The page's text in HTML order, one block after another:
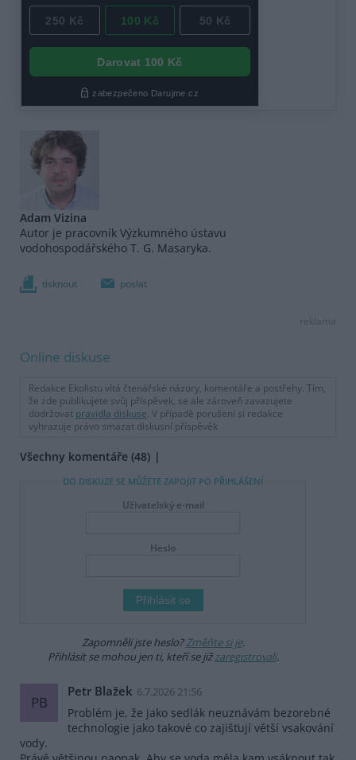
Adam Vizina
Autor je pracovník Výzkumného ústavu
vodohospodářského T. G. Masaryka.
tisknout poslat
reklama
Online diskuse
Redakce Ekolistu vítá čtenářské názory, komentáře a postřehy. Tím,
že zde publikujete svůj příspěvek, se ale zároveň zavazujete
dodržovat pravidla diskuse. V případě porušení si redakce
vyhrazuje právo smazat diskusní příspěvěk
Všechny komentáře (48)
DO DISKUZE SE MŮŽETE ZAPOJIT PO PŘIHLÁŠENÍ
Uživatelský e-mail
Heslo
Zapomněli jste heslo?Změňte si je.
Přihlásit se mohou jen ti, kteří se jižzaregistrovali.
PB
Petr Blažek 6.7.2026 21:56
Problém je, že jako sedlák neuznávám bezorebné
technologie jako takové co zajišťují větší vsakování
vody.